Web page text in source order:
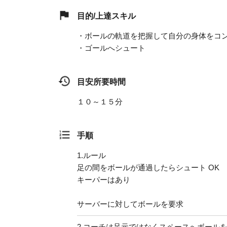
目的/上達スキル
・ボールの軌道を把握して自分の身体をコ
・ゴールへシュート
目安所要時間
１０～１５分
手順
1.ルール
足の間をボールが通過したらシュート OK
キーパーはあり
サーバーに対してボールを要求